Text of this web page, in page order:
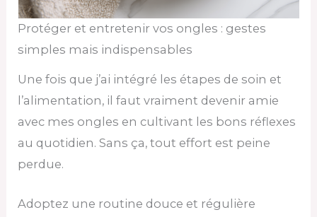
Protéger et entretenir vos ongles : gestes
simples mais indispensables
Une fois que j’ai intégré les étapes de soin et
l’alimentation, il faut vraiment devenir amie
avec mes ongles en cultivant les bons réflexes
au quotidien. Sans ça, tout effort est peine
perdue.
Adoptez une routine douce et régulière